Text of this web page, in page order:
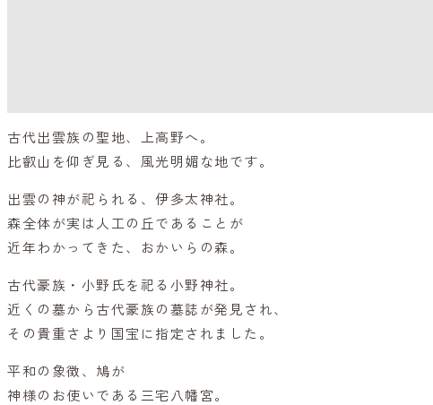
古代出雲族の聖地、上高野へ。
比叡山を仰ぎ見る、風光明媚な地です。
出雲の神が祀られる、伊多太神社。
森全体が実は人工の丘であることが
近年わかってきた、おかいらの森。
古代豪族・小野氏を祀る小野神社。
近くの墓から古代豪族の墓誌が発見され、
その貴重さより国宝に指定されました。
平和の象徴、鳩が
神様のお使いである三宅八幡宮。